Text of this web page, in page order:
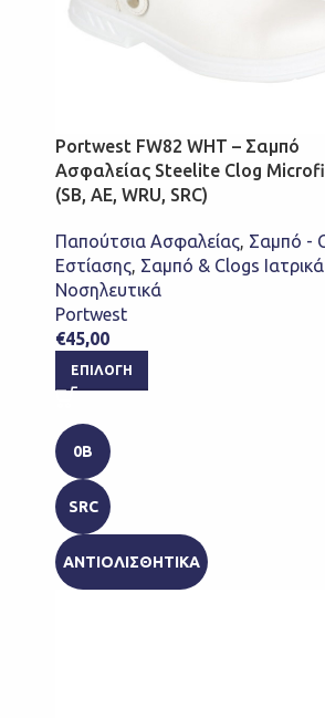
Portwest FW82 WHT – Σαμπό
Ασφαλείας Steelite Clog
(SB, AE, WRU, SRC)
Παπούτσια Ασφαλείας Σαμπό -
Εστίασης Σαμπό & Clogs
Νοσηλευτικά
Portwest
€45,00
ΕΠΙΛΟΓΉ
0B
SRC
ΑΝΤΙΟΛΙΣΘΗΤΙΚΑ